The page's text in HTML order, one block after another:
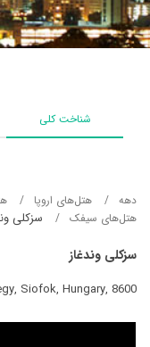
شناخت کلی
دهه هتل‌های اروپا
هتل‌های سیفک
سزکلی
سزکلی وندغاز
Siofok, Hungary, 8600